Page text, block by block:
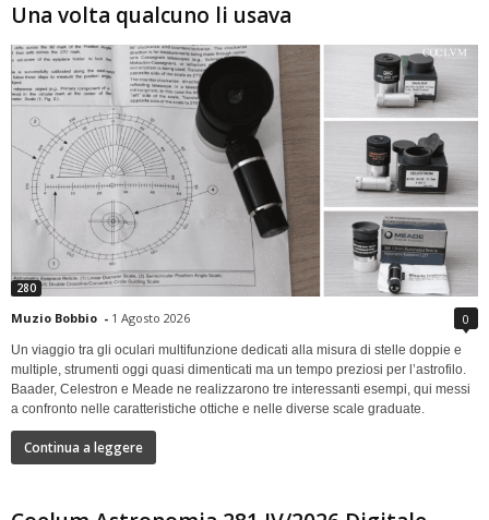
Una volta qualcuno li usava
280
Muzio Bobbio - 1 Agosto 2026 0
Un viaggio tra gli oculari multifunzione dedicati alla misura di stelle doppie e
multiple, strumenti oggi quasi dimenticati ma un tempo preziosi per l’astrofilo.
Baader, Celestron e Meade ne realizzarono tre interessanti esempi, qui messi
a confronto nelle caratteristiche ottiche e nelle diverse scale graduate.
Continua a leggere